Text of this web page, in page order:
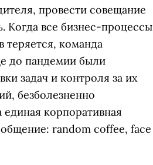
провести совещание
Когда все бизнес-процессы
теряется, команда
до пандемии были
задач и контроля за их
безболезненно
корпоративная
random coffee, face